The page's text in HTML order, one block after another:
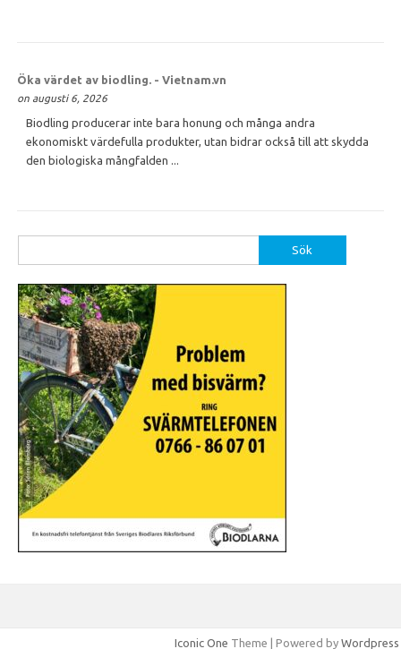
Öka värdet av biodling. - Vietnam.vn
on augusti 6, 2026
Biodling producerar inte bara honung och många andra
ekonomiskt värdefulla produkter, utan bidrar också till att skydda
den biologiska mångfalden ...
efter:
Iconic One Theme | Powered by Wordpress